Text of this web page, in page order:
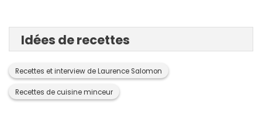
Idées de recettes
Recettes et interview de Laurence Salomon
Recettes de cuisine minceur